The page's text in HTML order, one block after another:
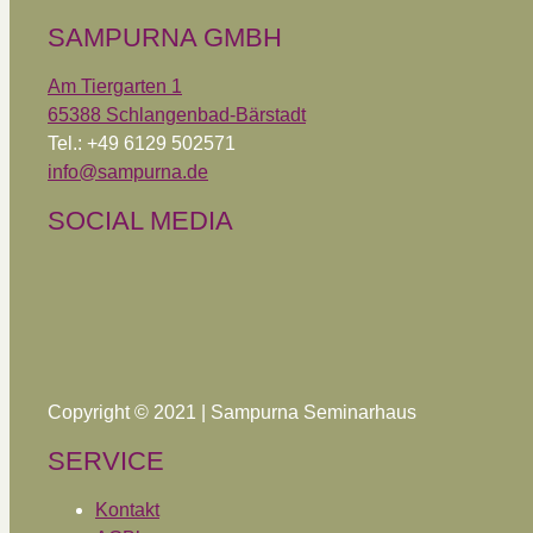
SAMPURNA GMBH
Am Tiergarten 1
65388 Schlangenbad-Bärstadt
Tel.: +49 6129 502571
info@sampurna.de
SOCIAL MEDIA
Copyright © 2021 | Sampurna Seminarhaus
SERVICE
Kontakt